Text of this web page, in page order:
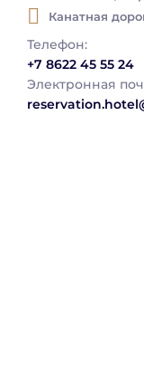
Канатная
Телефон:
+7 8622 45 55 24
Электронная